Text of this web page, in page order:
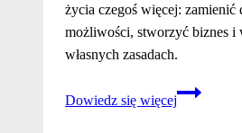
życia czegoś więcej:
możliwości, stworzyć biznes i
własnych zasadach.
Dowiedz się więcej
Magda